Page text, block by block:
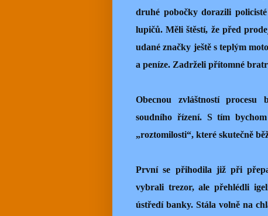
druhé pobočky dorazili
lupičů. Měli štěstí, že před
udané značky ještě s teplým
a peníze. Zadrželi přítomné
Obecnou zvláštností
soudního řízení. S tím
„roztomilosti“, které skutečně
První se přihodila již při
vybrali trezor, ale přehlédli
ústředí banky. Stála volně na